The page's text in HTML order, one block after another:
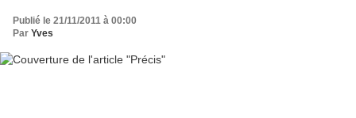
Publié le 21/11/2011 à 00:00
Par Yves